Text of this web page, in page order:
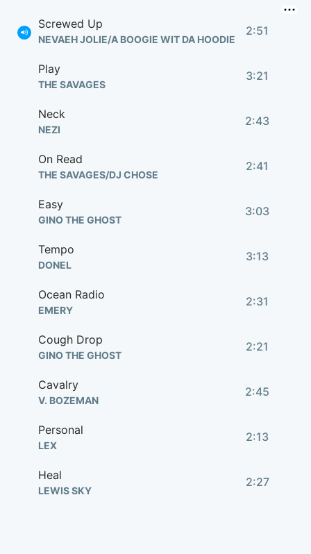
Screwed Up
NEVAEH JOLIE/A BOOGIE WIT DA HOODIE
2:51
Play
THE SAVAGES
3:21
Neck
NEZI
2:43
On Read
THE SAVAGES/DJ CHOSE
2:41
Easy
GINO THE GHOST
3:03
Tempo
DONEL
3:13
Ocean Radio
EMERY
2:31
Cough Drop
GINO THE GHOST
2:21
Cavalry
V. BOZEMAN
2:45
Personal
LEX
2:13
Heal
LEWIS SKY
2:27